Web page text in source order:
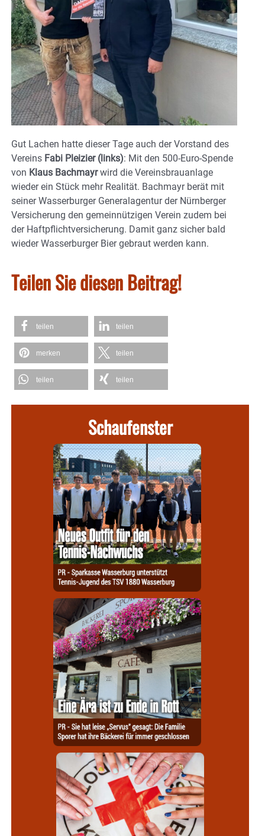
Gut Lachen hatte dieser Tage auch der Vorstand des
Vereins Fabi Pleizier (links): Mit den 500-Euro-Spende
von Klaus Bachmayrwird die Vereinsbrauanlage
wieder ein Stück mehr Realität. Bachmayr berät mit
seiner Wasserburger Generalagentur der Nürnberger
Versicherung den gemeinnützigen Verein zudem bei
der Haftpflichtversicherung. Damit ganz sicher bald
wieder Wasserburger Bier gebraut werden kann.
Teilen Sie diesen Beitrag!
teilen teilen
merken teilen
teilen teilen
Schaufenster